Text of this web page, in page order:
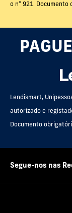
o nº 921. Documento
Lendismart,
autorizado e
Documento
Segue-nos nas